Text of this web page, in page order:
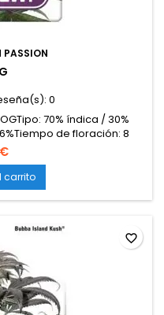
PASSION
0
70% índica / 30%
de floración: 8
en interior: 500-600
1000 g/planta (lista a
140 cm en interior; hasta
Intensos y complejos,...
carrito
favorite_border